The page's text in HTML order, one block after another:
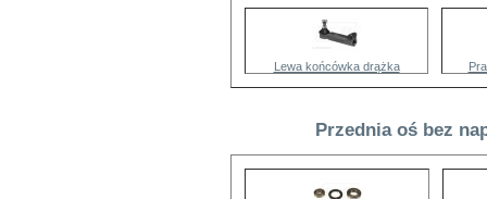
Lewa końcówka drążka
Przednia oś bez